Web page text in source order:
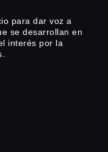
para dar voz a
se desarrollan en
interés por la